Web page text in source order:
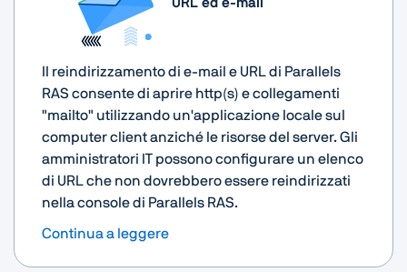
URL ed e-mail
Il reindirizzamento di e-mail e URL di Parallels
RAS consente di aprire http(s) e collegamenti
"mailto" utilizzando un'applicazione locale sul
computer client anziché le risorse del server. Gli
amministratori IT possono configurare un elenco
di URL che non dovrebbero essere reindirizzati
nella console di Parallels RAS.
Continua a leggere